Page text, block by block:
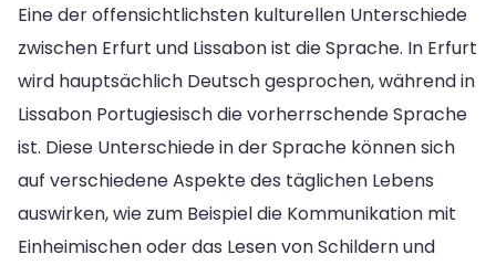
Eine der offensichtlichsten kulturellen Unterschiede
zwischen Erfurt und Lissabon ist die Sprache. In Erfurt
wird hauptsächlich Deutsch gesprochen, während in
Lissabon Portugiesisch die vorherrschende Sprache
ist. Diese Unterschiede in der Sprache können sich
auf verschiedene Aspekte des täglichen Lebens
auswirken, wie zum Beispiel die Kommunikation mit
Einheimischen oder das Lesen von Schildern und